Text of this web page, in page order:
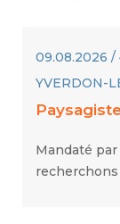
09.08.2026 /
YVERDON-
Mandaté
recherchons